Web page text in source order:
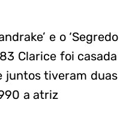
e o ‘Segredo
Clarice foi casada
juntos tiveram duas
a atriz